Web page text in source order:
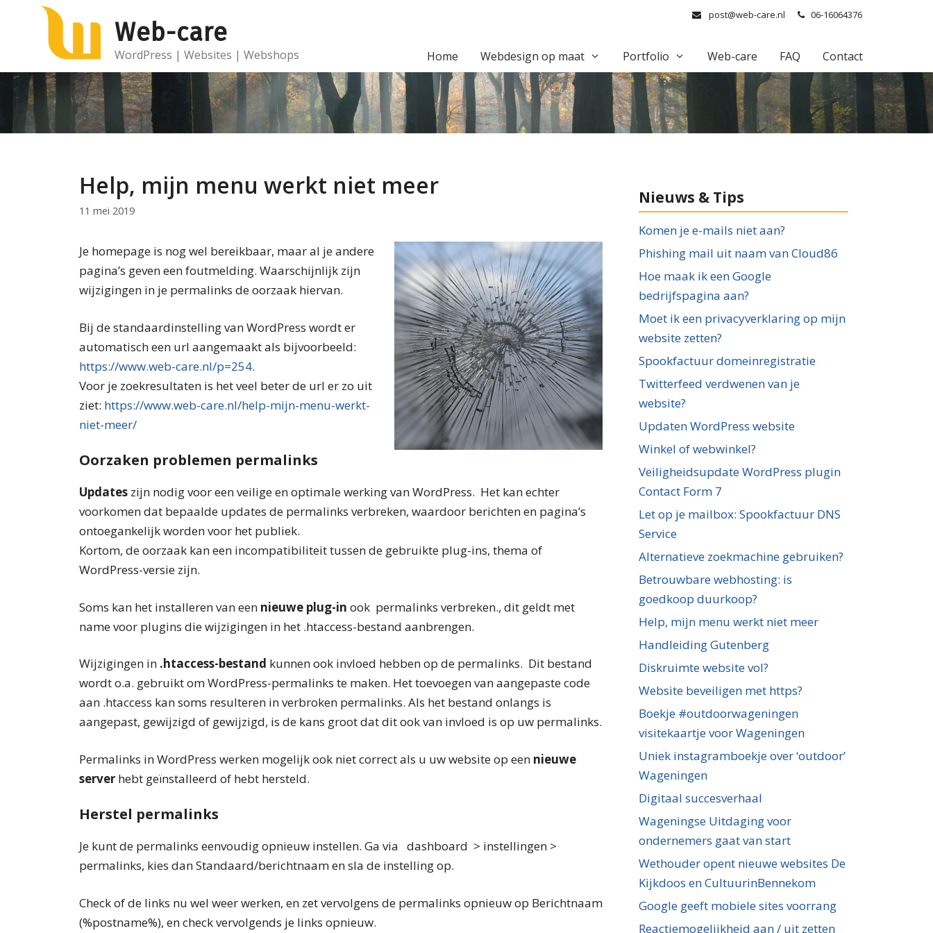
post@web-care.nl 06-16064376
Web-care
WordPress | Websites | Webshops Home Webdesign op maat Portfolio Web-care FAQ Contact
Help, mijn menu werkt niet meer
11 mei 2019
Je homepage is nog wel bereikbaar, maar al je andere
pagina’s geven een foutmelding. Waarschijnlijk zijn
wijzigingen in je permalinks de oorzaak hiervan.
Bij de standaardinstelling van WordPress wordt er
automatisch een url aangemaakt als bijvoorbeeld:
https://www.web-care.nl/p=254.
Voor je zoekresultaten is het veel beter de url er zo uit
ziet: https://www.web-care.nl/help-mijn-menu-werkt-
niet-meer/
Oorzaken problemen permalinks
Updates zijn nodig voor een veilige en optimale werking van WordPress. Het kan echter
voorkomen dat bepaalde updates de permalinks verbreken, waardoor berichten en pagina’s
ontoegankelijk worden voor het publiek.
Kortom, de oorzaak kan een incompatibiliteit tussen de gebruikte plug-ins, thema of
WordPress-versie zijn.
Soms kan het installeren van een nieuwe plug-in ook permalinks verbreken., dit geldt met
name voor plugins die wijzigingen in het .htaccess-bestand aanbrengen.
Wijzigingen in .htaccess-bestand kunnen ook invloed hebben op de permalinks. Dit bestand
wordt o.a. gebruikt om WordPress-permalinks te maken. Het toevoegen van aangepaste code
aan .htaccess kan soms resulteren in verbroken permalinks. Als het bestand onlangs is
aangepast, gewijzigd of gewijzigd, is de kans groot dat dit ook van invloed is op uw permalinks.
Permalinks in WordPress werken mogelijk ook niet correct als u uw website op een nieuwe
server hebt geïnstalleerd of hebt hersteld.
Herstel permalinks
Je kunt de permalinks eenvoudig opnieuw instellen. Ga via dashboard > instellingen >
permalinks, kies dan Standaard/berichtnaam en sla de instelling op.
Check of de links nu wel weer werken, en zet vervolgens de permalinks opnieuw op Berichtnaam
(%postname%), en check vervolgends je links opnieuw.
Nieuws & Tips
Komen je e-mails niet aan?
Phishing mail uit naam van Cloud86
Hoe maak ik een Google
bedrijfspagina aan?
Moet ik een privacyverklaring op mijn
website zetten?
Spookfactuur domeinregistratie
Twitterfeed verdwenen van je
website?
Updaten WordPress website
Winkel of webwinkel?
Veiligheidsupdate WordPress plugin
Contact Form 7
Let op je mailbox: Spookfactuur DNS
Service
Alternatieve zoekmachine gebruiken?
Betrouwbare webhosting: is
goedkoop duurkoop?
Help, mijn menu werkt niet meer
Handleiding Gutenberg
Diskruimte website vol?
Website beveiligen met https?
Boekje #outdoorwageningen
visitekaartje voor Wageningen
Uniek instagramboekje over ‘outdoor’
Wageningen
Digitaal succesverhaal
Wageningse Uitdaging voor
ondernemers gaat van start
Wethouder opent nieuwe websites De
Kijkdoos en CultuurinBennekom
Google geeft mobiele sites voorrang
Reactiemogelijkheid aan / uit zetten